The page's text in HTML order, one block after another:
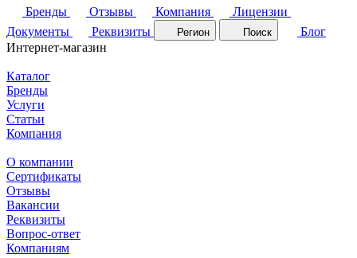
Бренды
Отзывы Компания
Лицензии
Документы
Реквизиты Регион Поиск
Блог
Интернет-магазин
Каталог
Бренды
Услуги
Статьи
Компания
О компании
Сертификаты
Отзывы
Вакансии
Реквизиты
Вопрос-ответ
Компаниям